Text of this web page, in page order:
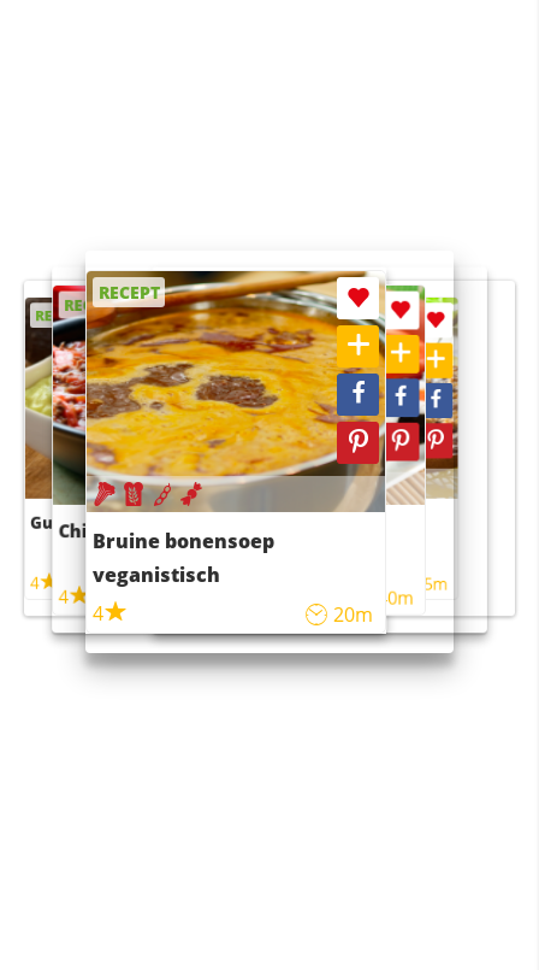
RECEPT
Guacamole
4
RECEPT
Chili con carne
4
RECEPT
Bruine bonensoep
veganistisch
4
20m
RECEPT
Sushi rijstsalade
maaltijdsalade
40m
RECEPT
4 55m